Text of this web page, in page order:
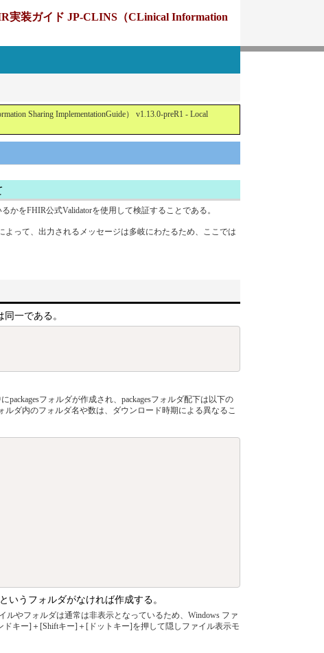
実装ガイド JP-CLINS（CLinical Information
Sharing ImplementationGuide） v1.13.0-preR1 - Local
かをFHIR公式Validatorを使用して検証することである。
って、出力されるメッセージは多岐にわたるため、ここでは
一である。
フォルダが作成され、packagesフォルダ配下は以下の
ダ内のフォルダ名や数は、ダウンロード時期による異なるこ
うフォルダがなければ作成する。
やフォルダは通常は非表示となっているため、Windows ファ
キー]＋[Shiftキー]＋[ドットキー]を押して隠しファイル表示モ